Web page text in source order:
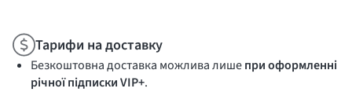
Тарифи на доставку
Безкоштовна доставка можлива лишепри оформленні
річної підписки VIP+.